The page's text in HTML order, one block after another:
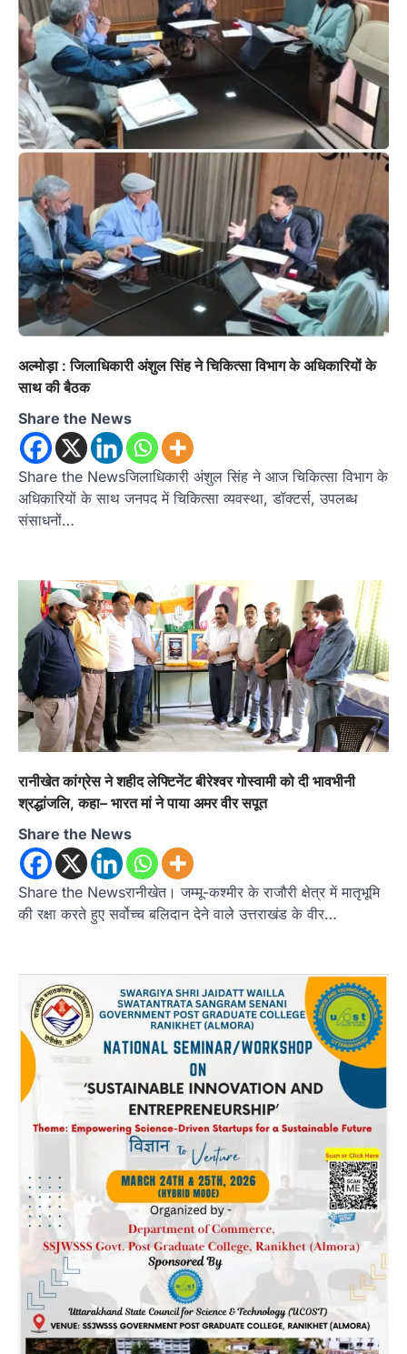
अल्मोड़ा : जिलाधिकारी अंशुल सिंह ने चिकित्सा विभाग के अधिकारियों के
साथ की बैठक
Share the News
Share the Newsजिलाधिकारी अंशुल सिंह ने आज चिकित्सा विभाग के
अधिकारियों के साथ जनपद में चिकित्सा व्यवस्था, डॉक्टर्स, उपलब्ध
संसाधनों…
रानीखेत कांग्रेस ने शहीद लेफ्टिनेंट बीरेश्वर गोस्वामी को दी भावभीनी
श्रद्धांजलि, कहा– भारत मां ने पाया अमर वीर सपूत
Share the News
Share the Newsरानीखेत। जम्मू-कश्मीर के राजौरी क्षेत्र में मातृभूमि
की रक्षा करते हुए सर्वोच्च बलिदान देने वाले उत्तराखंड के वीर…
2
अल्मोड़ा उत्तराखण्ड कुमाऊं ख़बरें
तुला सिंह तड़ियाल की पुस्तक ‘संघर्षों भरा
Admin
उत्तराखंड के सामाजिक और राज्य आंदोलन के संघर्षों को
दस्तावेज के रूप में प्रस्तुत करती…
3
याग्यिका कुंद्रा ने लहराया परचम, अंडर-14 वर्ग
में हासिल किया प्रथम स्थान
Admin August 8, 2026
रानीखेत। आर्मी पब्लिक स्कूल रानीखेत की प्रतिभाशाली
छात्रा याग्यिका कुंद्रा ने अपनी शानदार शतरंज प्रतिभा…
4
उत्तराखण्ड कुमाऊं ख़बरें नैनीताल
हल्द्वानी में खड़गे का हुंकार, नौकरियों से लेकर
संविधान और भ्रष्टाचार तक भाजपा को घेरा
Admin August 8, 2026
हल्द्वानी में आयोजित विजय शंखनाद रैली को संबोधित करते
हुए कांग्रेस के राष्ट्रीय अध्यक्ष मल्लिकार्जुन…
ख़बर
हल्द्वानी : जिया रानी की भूमि पर कथित
अतिक्रमण को लेकर पहाड़ी समाज में आक्रोश,
निकाली ‘पहाड़ी स्वाभिमान रैली’; प्रशासन को
10 दिन का अल्टीमेटम